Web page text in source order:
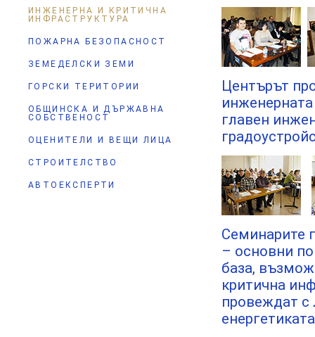
ИНЖЕНЕРНА И КРИТИЧНА
ИНФРАСТРУКТУРА
ПОЖАРНА БЕЗОПАСНОСТ
ЗЕМЕДЕЛСКИ ЗЕМИ
ГОРСКИ ТЕРИТОРИИ
ОБЩИНСКА И ДЪРЖАВНА
СОБСТВЕНОСТ
ОЦЕНИТЕЛИ И ВЕЩИ ЛИЦА
СТРОИТЕЛСТВО
АВТОЕКСПЕРТИ
Центърът
главен
Семинарите
– основни
база,
критична
провеждат с